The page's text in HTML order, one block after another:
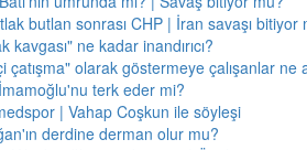
butlan sonrası CHP | İran savaşı bitiyor
ne kadar inandırıcı?
çatışma" olarak göstermeye çalışanlar ne
terk eder mi?
| Vahap Coşkun ile söyleşi
derdine derman olur mu?